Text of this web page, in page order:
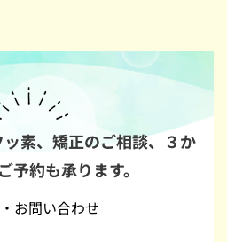
素、矯正のご相談、 ３か
予約も承ります。
お問い合わせ